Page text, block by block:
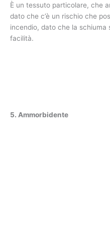
È un tessuto particolare, che
dato che c’è un rischio che
incendio, dato che la
facilità.
5. Ammorbidente